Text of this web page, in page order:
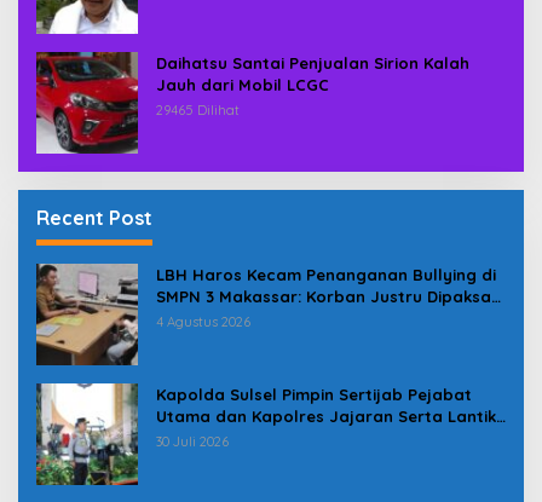
Daihatsu Santai Penjualan Sirion Kalah
Jauh dari Mobil LCGC
29465 Dilihat
Recent Post
LBH Haros Kecam Penanganan Bullying di
SMPN 3 Makassar: Korban Justru Dipaksa
Pindah
4 Agustus 2026
Kapolda Sulsel Pimpin Sertijab Pejabat
Utama dan Kapolres Jajaran Serta Lantik
Karolog dan Kapolresta Gowa
30 Juli 2026